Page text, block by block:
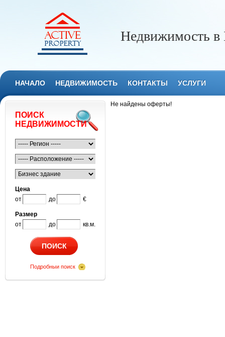
Недвижимость в
НАЧАЛО НЕДВИЖИМОСТЬ КОНТАКТЫ УСЛУГИ
Не найдены оферты!
ПОИСК
НЕДВИЖИМОСТИ
Цена
от
до €
Размер
от
до кв.м.
ПОИСК
Подробныи поиск